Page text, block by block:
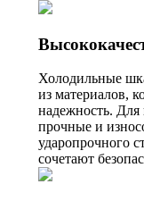
Холодильные
из материалов,
надежность. Для
прочные и
ударопрочного
сочетают